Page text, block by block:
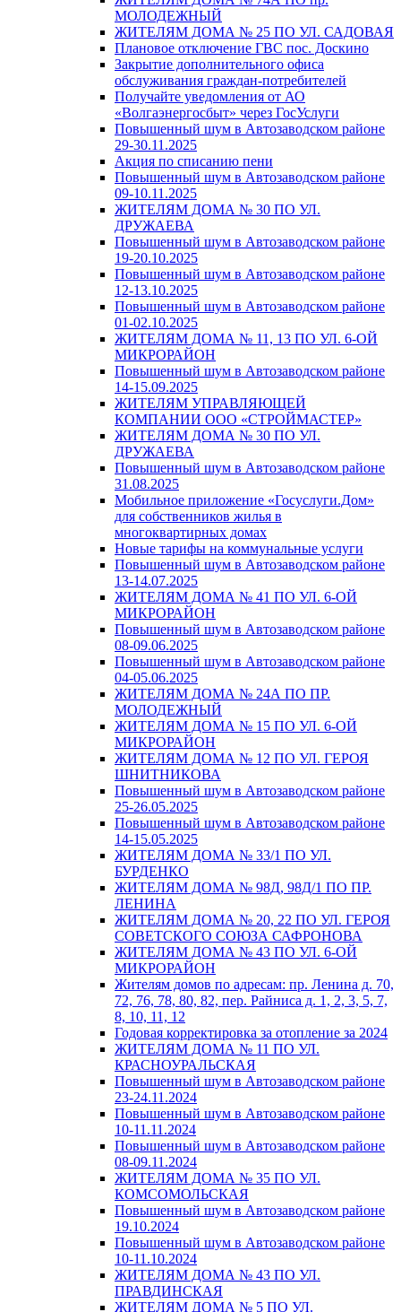
МОЛОДЕЖНЫЙ
ЖИТЕЛЯМ ДОМА № 25 ПО УЛ. САДОВАЯ
Плановое отключение ГВС пос. Доскино
Закрытие дополнительного офиса
обслуживания граждан-потребителей
Получайте уведомления от АО
«Волгаэнергосбыт» через ГосУслуги
Повышенный шум в Автозаводском районе
29-30.11.2025
Акция по списанию пени
Повышенный шум в Автозаводском районе
09-10.11.2025
ЖИТЕЛЯМ ДОМА № 30 ПО УЛ.
ДРУЖАЕВА
Повышенный шум в Автозаводском районе
19-20.10.2025
Повышенный шум в Автозаводском районе
12-13.10.2025
Повышенный шум в Автозаводском районе
01-02.10.2025
ЖИТЕЛЯМ ДОМА № 11, 13 ПО УЛ. 6-ОЙ
МИКРОРАЙОН
Повышенный шум в Автозаводском районе
14-15.09.2025
ЖИТЕЛЯМ УПРАВЛЯЮЩЕЙ
КОМПАНИИ ООО «СТРОЙМАСТЕР»
ЖИТЕЛЯМ ДОМА № 30 ПО УЛ.
ДРУЖАЕВА
Повышенный шум в Автозаводском районе
31.08.2025
Мобильное приложение «Госуслуги.Дом»
для собственников жилья в
многоквартирных домах
Новые тарифы на коммунальные услуги
Повышенный шум в Автозаводском районе
13-14.07.2025
ЖИТЕЛЯМ ДОМА № 41 ПО УЛ. 6-ОЙ
МИКРОРАЙОН
Повышенный шум в Автозаводском районе
08-09.06.2025
Повышенный шум в Автозаводском районе
04-05.06.2025
ЖИТЕЛЯМ ДОМА № 24А ПО ПР.
МОЛОДЕЖНЫЙ
ЖИТЕЛЯМ ДОМА № 15 ПО УЛ. 6-ОЙ
МИКРОРАЙОН
ЖИТЕЛЯМ ДОМА № 12 ПО УЛ. ГЕРОЯ
ШНИТНИКОВА
Повышенный шум в Автозаводском районе
25-26.05.2025
Повышенный шум в Автозаводском районе
14-15.05.2025
ЖИТЕЛЯМ ДОМА № 33/1 ПО УЛ.
БУРДЕНКО
ЖИТЕЛЯМ ДОМА № 98Д, 98Д/1 ПО ПР.
ЛЕНИНА
ЖИТЕЛЯМ ДОМА № 20, 22 ПО УЛ. ГЕРОЯ
СОВЕТСКОГО СОЮЗА САФРОНОВА
ЖИТЕЛЯМ ДОМА № 43 ПО УЛ. 6-ОЙ
МИКРОРАЙОН
Жителям домов по адресам: пр. Ленина д. 70,
72, 76, 78, 80, 82, пер. Райниса д. 1, 2, 3, 5, 7,
8, 10, 11, 12
Годовая корректировка за отопление за 2024
ЖИТЕЛЯМ ДОМА № 11 ПО УЛ.
КРАСНОУРАЛЬСКАЯ
Повышенный шум в Автозаводском районе
23-24.11.2024
Повышенный шум в Автозаводском районе
10-11.11.2024
Повышенный шум в Автозаводском районе
08-09.11.2024
ЖИТЕЛЯМ ДОМА № 35 ПО УЛ.
КОМСОМОЛЬСКАЯ
Повышенный шум в Автозаводском районе
19.10.2024
Повышенный шум в Автозаводском районе
10-11.10.2024
ЖИТЕЛЯМ ДОМА № 43 ПО УЛ.
ПРАВДИНСКАЯ
ЖИТЕЛЯМ ДОМА № 5 ПО УЛ.